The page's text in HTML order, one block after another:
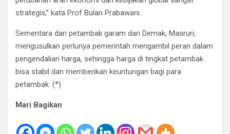
strategis,” kata Prof Bulan Prabawani.
Sementara dari petambak garam dari Demak, Masruri,
mengusulkan perlunya pemerintah mengambil peran dalam
pengendalian harga, sehingga harga di tingkat petambak
bisa stabil dan memberikan keuntungan bagi para
petambak. (*)
Mari Bagikan